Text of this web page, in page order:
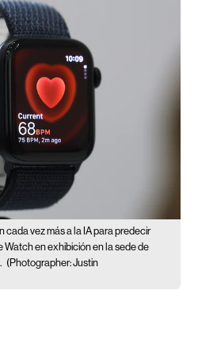
cada vez más a la IA para predecir
Watch en exhibición en la sede de
(Photographer: Justin